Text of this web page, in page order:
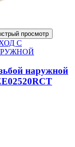
просмотр
С
наружной